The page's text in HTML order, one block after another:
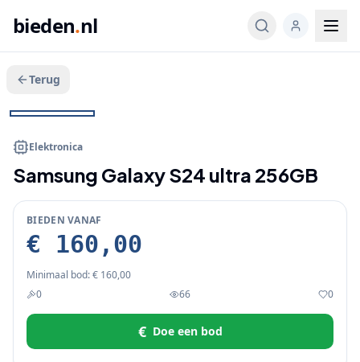
bieden.nl
Terug
Veeg voor meer
Elektronica
Samsung Galaxy S24 ultra 256GB
BIEDEN VANAF
€ 160,00
Minimaal bod:€ 160,00
0
66 0
€ Doe een bod